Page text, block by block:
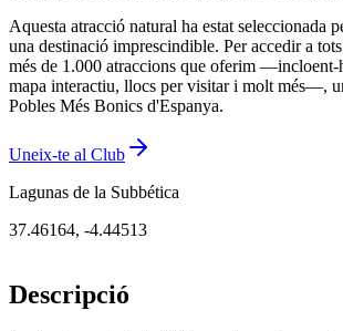
Aquesta atracció natural ha estat seleccionada
una destinació imprescindible. Per accedir a
més de 1.000 atraccions que oferim
mapa interactiu, llocs per visitar i molt més—,
Pobles Més Bonics d'Espanya.
Uneix-te al Club
Lagunas de la Subbética
37.46164, -4.44513
Descripció